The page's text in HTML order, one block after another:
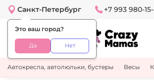
Санкт-Петербург +7 993 980-
Это ваш город?
Да Нет
Автокресла, автолюльки, бустеры Весы